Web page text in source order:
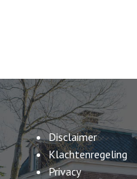
Disclaimer
Klachtenregeling
Privacy